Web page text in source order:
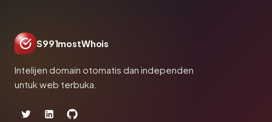
S991mostWhois
Intelijen domain otomatis dan independen
untuk web terbuka.